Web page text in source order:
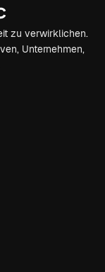
zu verwirklichen.
Unternehmen,